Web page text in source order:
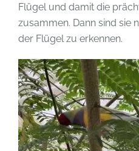
Flügel und damit die
zusammen. Dann sind sie
der Flügel zu erkennen.